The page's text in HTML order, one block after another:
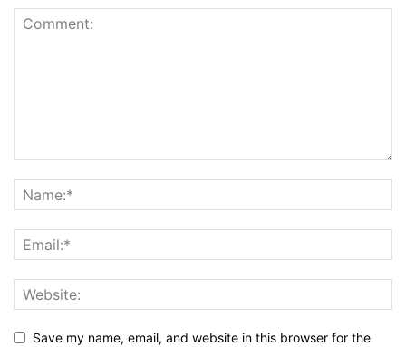
Save my name, email, and website in this browser for the